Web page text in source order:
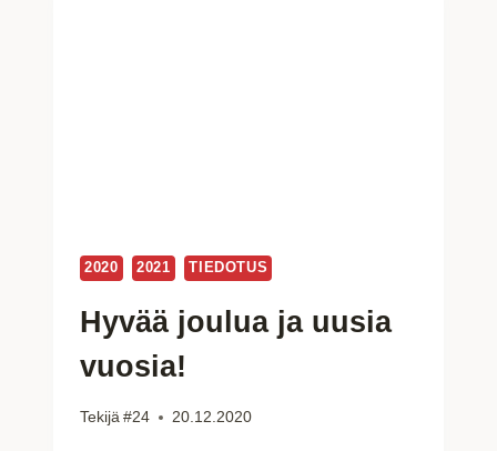
2020 2021 TIEDOTUS
Hyvää joulua ja uusia
vuosia!
Tekijä#24 20.12.2020